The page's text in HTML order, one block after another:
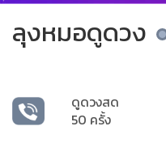
ลุงหมอดูดวง
ดูดวงสด
50 ครั้ง